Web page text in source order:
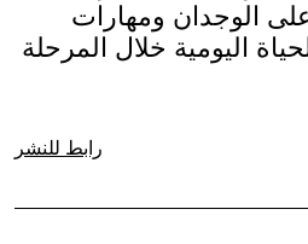
على الوجدان ومهارات
اليومية خلال المرحلة
رابط للنشر